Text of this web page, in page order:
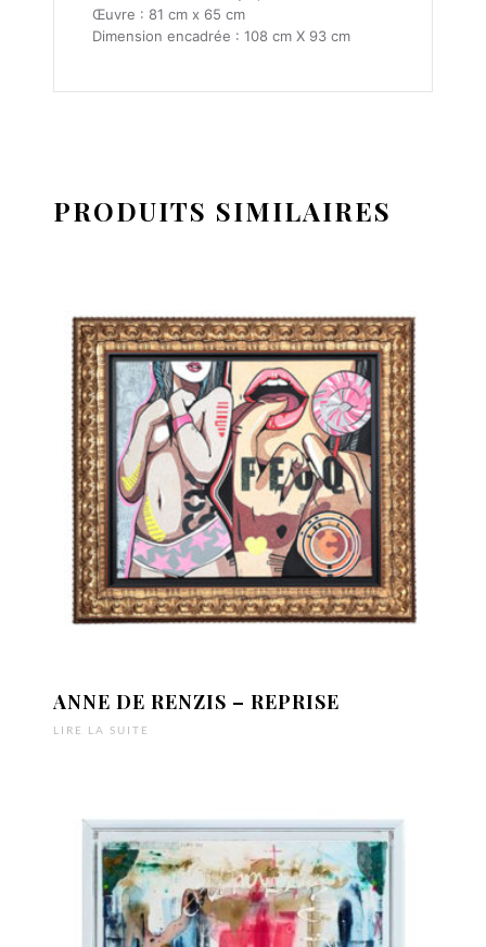
Œuvre : 81 cm x 65 cm
Dimension encadrée : 108 cm X 93 cm
PRODUITS SIMILAIRES
ANNE DE RENZIS – REPRISE
LIRE LA SUITE